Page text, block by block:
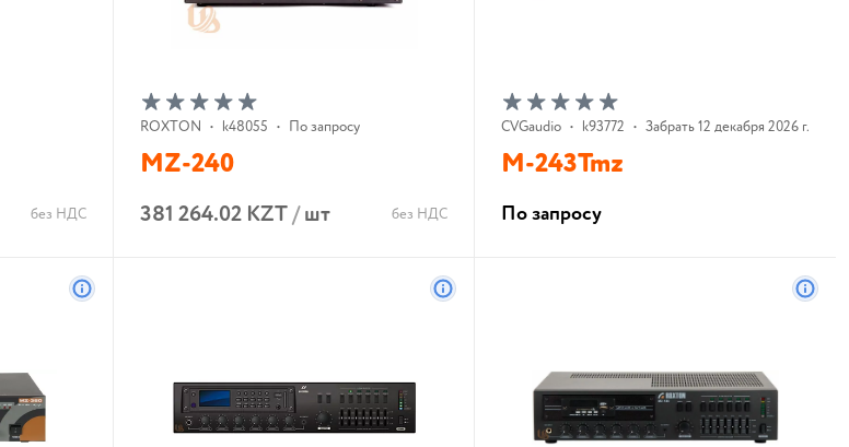
без НДС
ROXTON • k48055 • По запросу
MZ-240
381 264.02 KZT/шт без НДС
CVGaudio • k93772 • Забрать 12 декабря 2026 г.
M-243Tmz
По запросу